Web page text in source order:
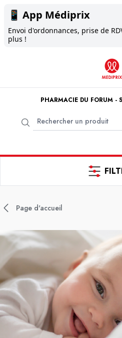
📱 App Médiprix
Envoi d'ordonnances, prise de
plus !
PHARMACIE DU FORUM -
Page d'accueil